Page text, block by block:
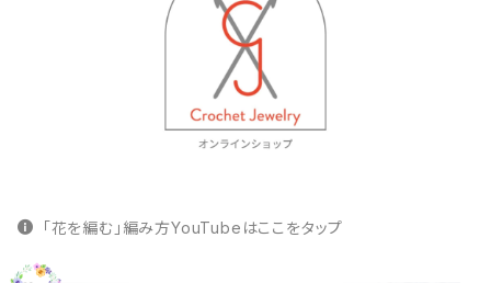
「花を編む」編み方YouTubeはここをタップ